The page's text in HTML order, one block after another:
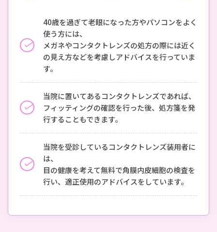
40歳を過ぎて老眼になった方やパソコンをよく
使う方には、
メガネやコンタクトレンズの処方の際には近く
の見え方などを考慮しアドバイスを行っていま
す。
当院に置いてあるコンタクトレンズであれば、
フィッティングの確認を行った後、処方箋を発
行することもできます。
当院を受診しているコンタクトレンズ装用者に
は、
目の健康を考えて無料で角膜内皮細胞の検査を
行い、適正使用のアドバイスをしています。